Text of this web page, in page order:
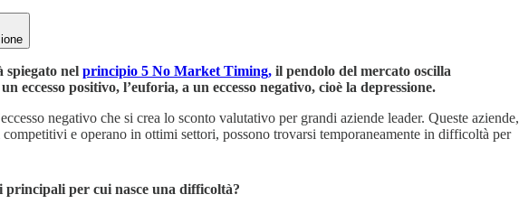
spiegato nel principio 5 No Market Timing, il pendolo del mercato oscilla
eccesso positivo, l’euforia, a un eccesso negativo, cioè la depressione.
negativo che si crea lo sconto valutativo per grandi aziende leader. Queste aziende,
e operano in ottimi settori, possono trovarsi temporaneamente in difficoltà per
principali per cui nasce una difficoltà?